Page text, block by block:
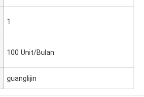
1
100 Unit/Bulan
guanglijin